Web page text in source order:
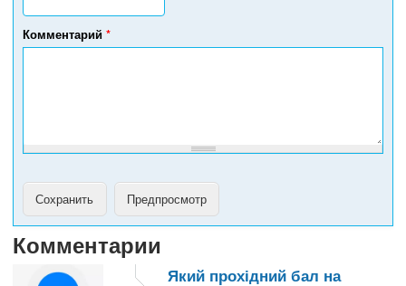
л
е
ф
Комментарий *
Комментарии
Який прохідний бал на